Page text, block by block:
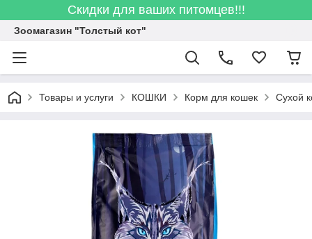
Скидки для ваших питомцев!!!
Зоомагазин "Толстый кот"
Товары и услуги КОШКИ Корм для кошек Сухой